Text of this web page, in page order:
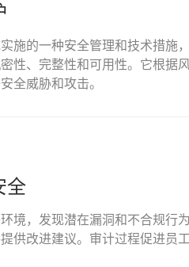
施的一种安全管理和技术措施
性、完整性和可用性。它根据
全威胁和攻击。
全
境，发现潜在漏洞和不合规行
供改进建议。审计过程促进员